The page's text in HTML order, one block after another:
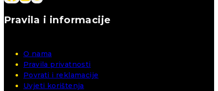
Pravila i informacije
O nama
Pravila privatnosti
Povrati i reklamacije
Uvjeti korištenja